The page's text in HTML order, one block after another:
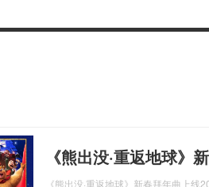
《熊出没·重返地球》
《熊出没·重返地球》新春拜年曲上线